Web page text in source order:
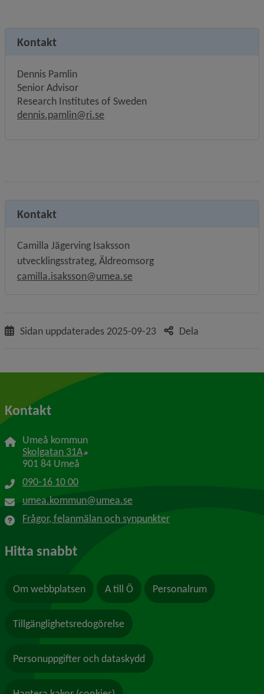
Kontakt
Dennis Pamlin
Senior Advisor
Research Institutes of Sweden
dennis.pamlin@ri.se
Kontakt
Camilla Jägerving Isaksson
utvecklingsstrateg, Äldreomsorg
camilla.isaksson@umea.se
Sidan uppdaterades 2025-09-23 Dela
Kontakt
Umeå kommun
Skolgatan 31A Länk till annan webbplats, öppnas i nytt
901 84 Umeå
090-16 10 00
umea.kommun@umea.se
Frågor, felanmälan och synpunkter
Hitta snabbt
Om webbplatsen A till Ö Personalrum
Tillgänglighetsredogörelse
Personuppgifter och dataskydd